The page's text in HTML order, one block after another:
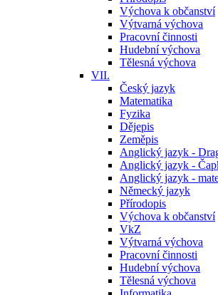
Výchova k občanství
Výtvarná výchova
Pracovní činnosti
Hudební výchova
Tělesná výchova
VII.
Český jazyk
Matematika
Fyzika
Dějepis
Zeměpis
Anglický jazyk -
Anglický jazyk -
Anglický jazyk -
Německý jazyk
Přírodopis
Výchova k občanství
VkZ
Výtvarná výchova
Pracovní činnosti
Hudební výchova
Tělesná výchova